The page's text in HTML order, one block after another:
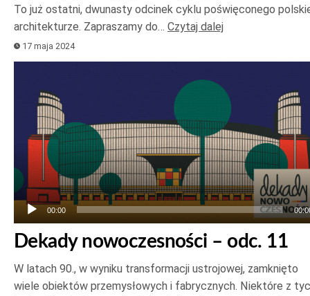
To już ostatni, dwunasty odcinek cyklu poświęconego
architekturze. Zapraszamy do… Czytaj dalej
17 maja 2024
plików
dźwiękowych
00:00
Dekady nowoczesności – odc. 11
W latach 90., w wyniku transformacji ustrojowej, zamknięto
wiele obiektów przemysłowych i fabrycznych. Niektóre z